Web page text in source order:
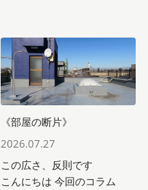
《部屋の断片》
2026.07.27
この広さ、反則です
こんにちは 今回のコラム